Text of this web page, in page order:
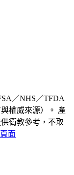
／NHS／TFDA
權威來源）。 產
衛教參考，不取
面